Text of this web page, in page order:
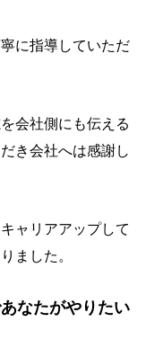
に指導していただ
会社側にも伝える
き会社へは感謝し
ャリアアップして
ました。
なたがやりたい